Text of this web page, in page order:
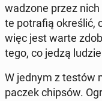
wa­dzo­ne przez
te po­tra­fią okre­ślić,
więc jest warte
tego, co jedzą
W jednym z testów
paczek chipsów.